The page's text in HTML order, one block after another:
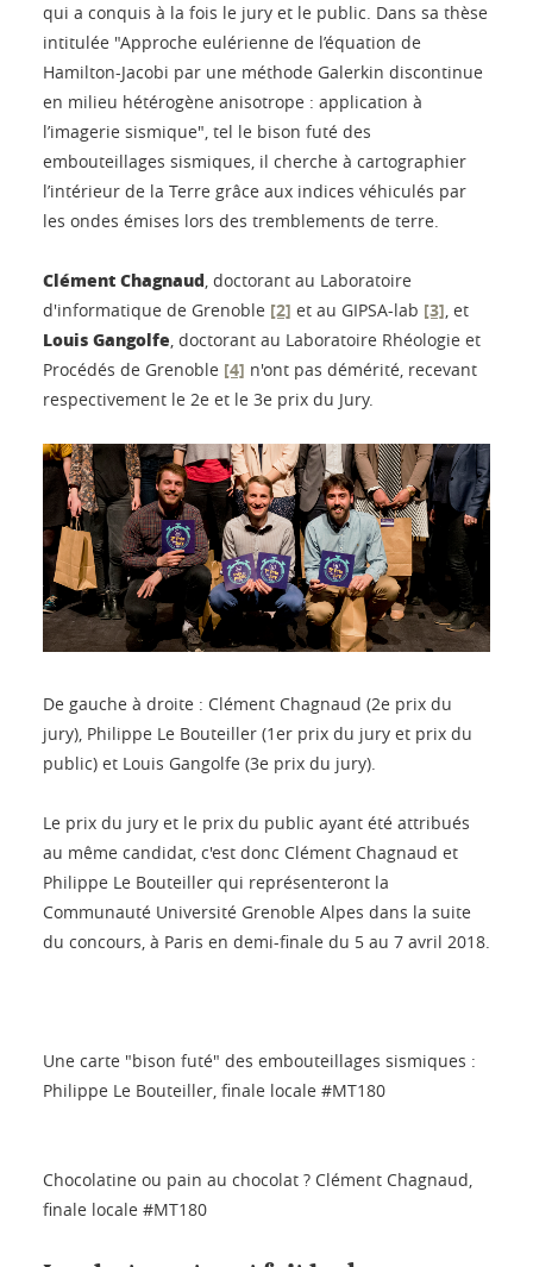
qui a conquis à la fois le jury et le public. Dans sa thèse
intitulée "Approche eulérienne de l’équation de
Hamilton-Jacobi par une méthode Galerkin discontinue
en milieu hétérogène anisotrope : application à
l’imagerie sismique", tel le bison futé des
embouteillages sismiques, il cherche à cartographier
l’intérieur de la Terre grâce aux indices véhiculés par
les ondes émises lors des tremblements de terre.
Clément Chagnaud, doctorant au Laboratoire
d'informatique de Grenoble [2] et au GIPSA-lab [3], et
Louis Gangolfe, doctorant au Laboratoire Rhéologie et
Procédés de Grenoble [4] n'ont pas démérité, recevant
respectivement le 2e et le 3e prix du Jury.
De gauche à droite : Clément Chagnaud (2e prix du
jury), Philippe Le Bouteiller (1er prix du jury et prix du
public) et Louis Gangolfe (3e prix du jury).
Le prix du jury et le prix du public ayant été attribués
au même candidat, c'est donc Clément Chagnaud et
Philippe Le Bouteiller qui représenteront la
Communauté Université Grenoble Alpes dans la suite
du concours, à Paris en demi-finale du 5 au 7 avril 2018.
Une carte "bison futé" des embouteillages sismiques :
Philippe Le Bouteiller, finale locale #MT180
Chocolatine ou pain au chocolat ? Clément Chagnaud,
finale locale #MT180